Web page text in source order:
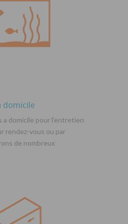
domicile
domicile pour l’entretien
rendez-vous ou par
de nombreux